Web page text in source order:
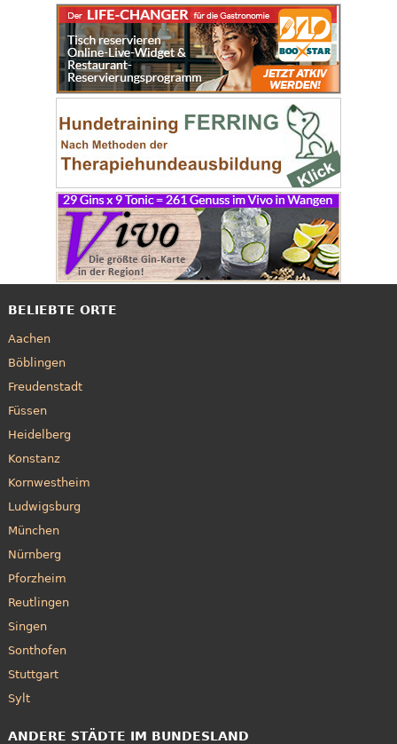
BELIEBTE ORTE
Aachen
Böblingen
Freudenstadt
Füssen
Heidelberg
Konstanz
Kornwestheim
Ludwigsburg
München
Nürnberg
Pforzheim
Reutlingen
Singen
Sonthofen
Stuttgart
Sylt
ANDERE STÄDTE IM BUNDESLAND